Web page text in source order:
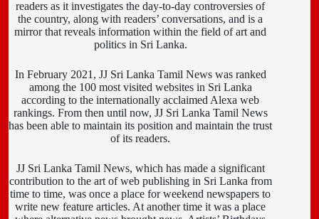
readers as it investigates the day-to-day controversies of
the country, along with readers’ conversations, and is a
mirror that reveals information within the field of art and
politics in Sri Lanka.
In February 2021, JJ Sri Lanka Tamil News was ranked
among the 100 most visited websites in Sri Lanka
according to the internationally acclaimed Alexa web
rankings. From then until now, JJ Sri Lanka Tamil News
has been able to maintain its position and maintain the trust
of its readers.
JJ Sri Lanka Tamil News, which has made a significant
contribution to the art of web publishing in Sri Lanka from
time to time, was once a place for weekend newspapers to
write new feature articles. At another time it was a place